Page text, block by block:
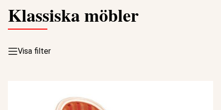
Klassiska möbler
Visa filter